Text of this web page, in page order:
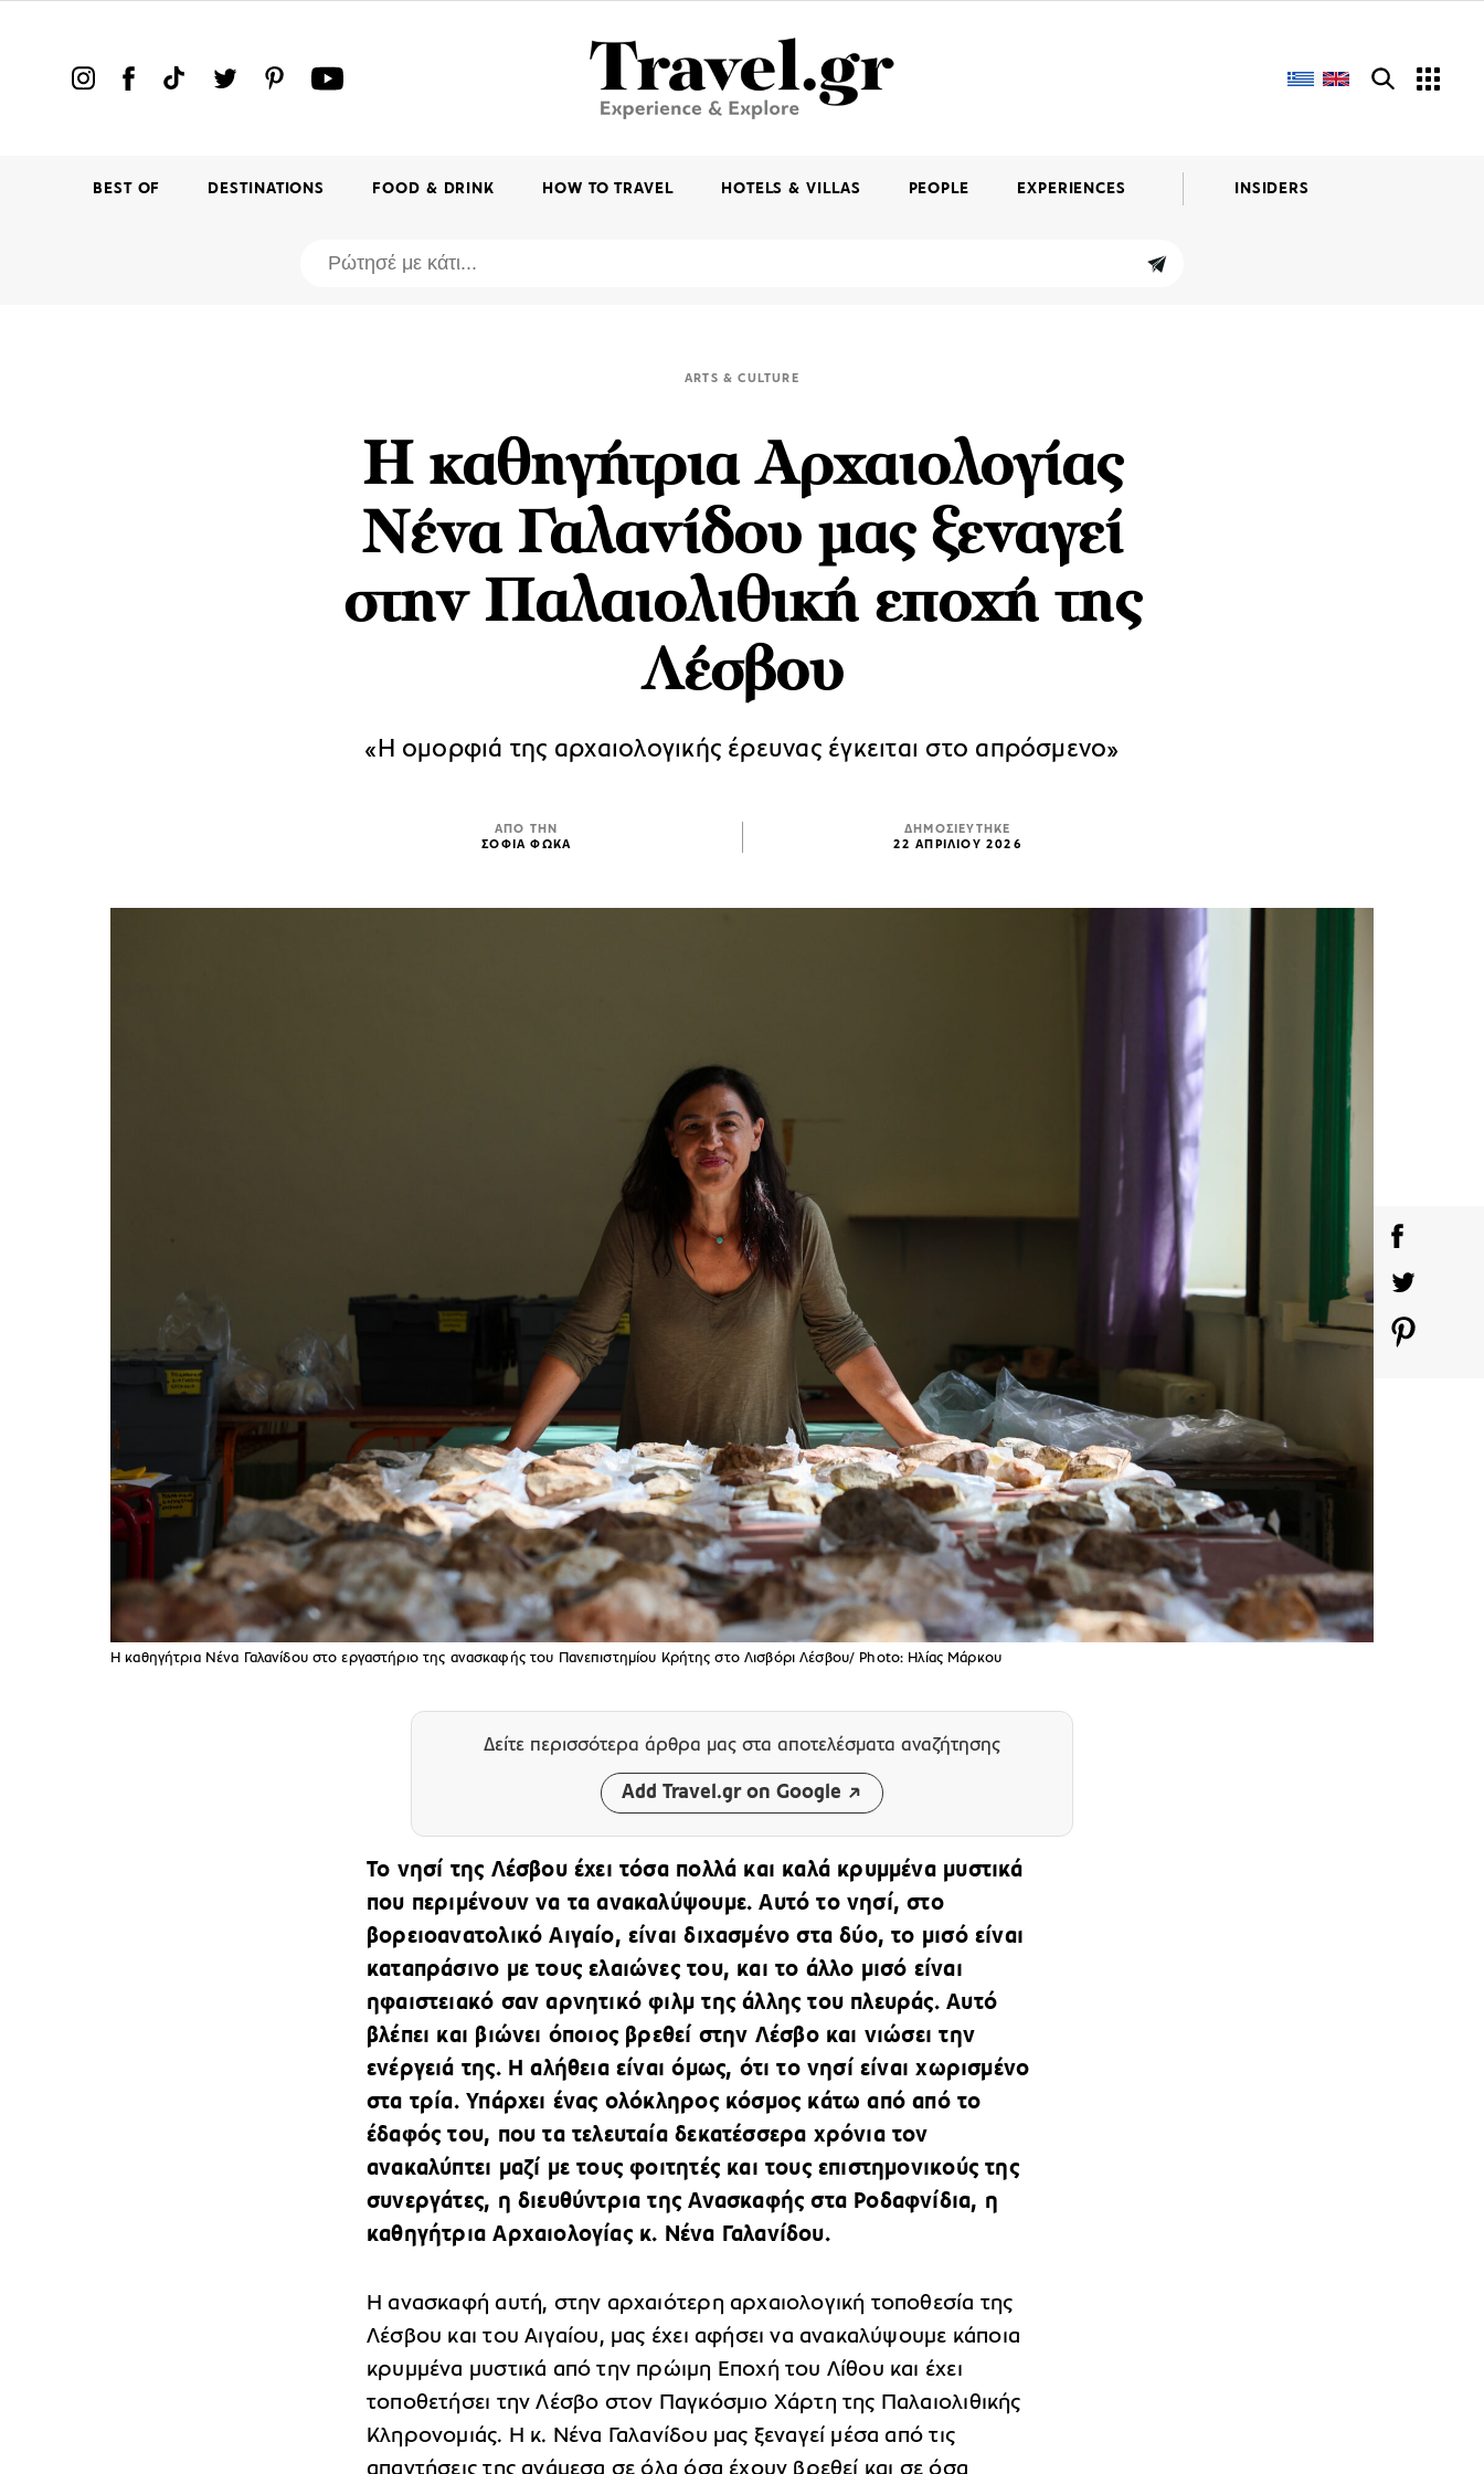
BEST OF DESTINATIONS FOOD & DRINK HOW TO TRAVEL HOTELS & VILLAS PEOPLE EXPERIENCES INSIDERS
ARTS & CULTURE
Η καθηγήτρια Αρχαιολογίας
Νένα Γαλανίδου μας ξεναγεί
στην Παλαιολιθική εποχή της
Λέσβου
«Η ομορφιά της αρχαιολογικής έρευνας έγκειται στο απρόσμενο»
ΑΠΟ ΤΗΝ
ΣΟΦΙΑ ΦΩΚΑ
ΔΗΜΟΣΙΕΥΤΗΚΕ
22 ΑΠΡΙΛΙΟΥ 2026
H καθηγήτρια Νένα Γαλανίδου στο εργαστήριο της ανασκαφής του Πανεπιστημίου Κρήτης στο Λισβόρι Λέσβου/ Photo: Ηλίας Μάρκου
Δείτε περισσότερα άρθρα μας στα αποτελέσματα αναζήτησης
Add Travel.gr on Google
Το νησί της Λέσβου έχει τόσα πολλά και καλά κρυμμένα μυστικά
που περιμένουν να τα ανακαλύψουμε. Αυτό το νησί, στο
βορειοανατολικό Αιγαίο, είναι διχασμένο στα δύο, το μισό είναι
καταπράσινο με τους ελαιώνες του, και το άλλο μισό είναι
ηφαιστειακό σαν αρνητικό φιλμ της άλλης του πλευράς. Αυτό
βλέπει και βιώνει όποιος βρεθεί στην Λέσβο και νιώσει την
ενέργειά της. Η αλήθεια είναι όμως, ότι το νησί είναι χωρισμένο
στα τρία. Υπάρχει ένας ολόκληρος κόσμος κάτω από από το
έδαφός του, που τα τελευταία δεκατέσσερα χρόνια τον
ανακαλύπτει μαζί με τους φοιτητές και τους επιστημονικούς της
συνεργάτες, η διευθύντρια της Ανασκαφής στα Ροδαφνίδια, η
καθηγήτρια Αρχαιολογίας κ. Νένα Γαλανίδου.
Η ανασκαφή αυτή, στην αρχαιότερη αρχαιολογική τοποθεσία της
Λέσβου και του Αιγαίου, μας έχει αφήσει να ανακαλύψουμε κάποια
κρυμμένα μυστικά από την πρώιμη Εποχή του Λίθου και έχει
τοποθετήσει την Λέσβο στον Παγκόσμιο Χάρτη της Παλαιολιθικής
Κληρονομιάς. Η κ. Νένα Γαλανίδου μας ξεναγεί μέσα από τις
απαντήσεις της ανάμεσα σε όλα όσα έχουν βρεθεί και σε όσα